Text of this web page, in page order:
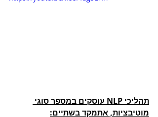
תהליכי NLP עוסקים במספר סוגי
מוטיבציות, אתמקד בשתיים: